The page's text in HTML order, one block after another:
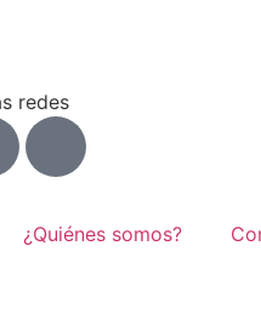
redes
¿Quiénes somos?